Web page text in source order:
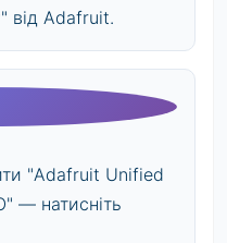
від Adafruit.
"Adafruit Unified
— натисніть